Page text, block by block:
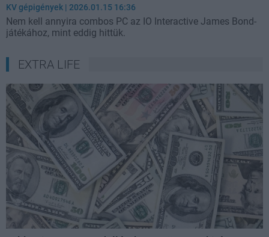
KV gépigények | 2026.01.15 16:36
Nem kell annyira combos PC az IO Interactive James Bond-
játékához, mint eddig hittük.
EXTRA LIFE